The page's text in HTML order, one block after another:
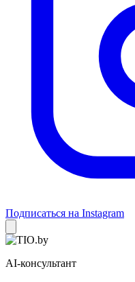
Подписаться на Instagram
AI-консультант